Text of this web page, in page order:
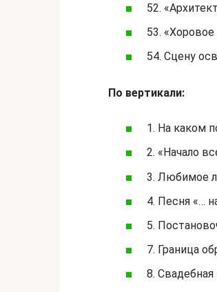
52.
53.
54. Сцену
По вертикали:
1. На каком
2. «Начало
3. Любимое
4. Песня «…
5.
7. Граница
8. Свадебная